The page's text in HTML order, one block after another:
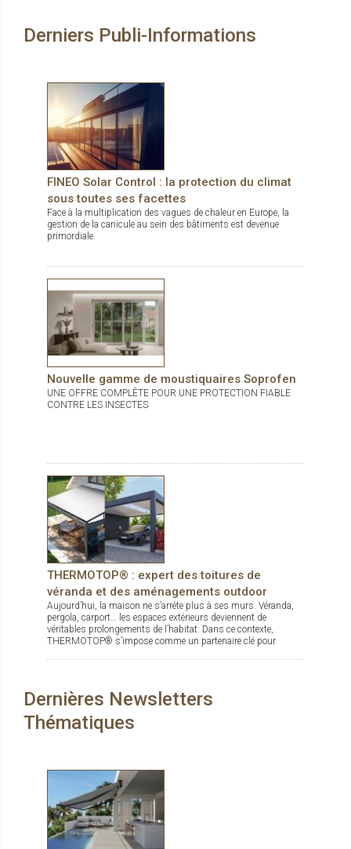
techniques DucoWall Acoustic : pour installation aux endroits
Derniers Publi-Informations
FINEO Solar Control : la protection du climat
sous toutes ses facettes
Face à la multiplication des vagues de chaleur en Europe, la
gestion de la canicule au sein des bâtiments est devenue
primordiale.
Nouvelle gamme de moustiquaires Soprofen
UNE OFFRE COMPLÈTE POUR UNE PROTECTION FIABLE
CONTRE LES INSECTES
THERMOTOP® : expert des toitures de
véranda et des aménagements outdoor
Aujourd’hui, la maison ne s’arrête plus à ses murs. Véranda,
pergola, carport… les espaces extérieurs deviennent de
véritables prolongements de l’habitat. Dans ce contexte,
THERMOTOP® s’impose comme un partenaire clé pour
Dernières Newsletters
Thématiques